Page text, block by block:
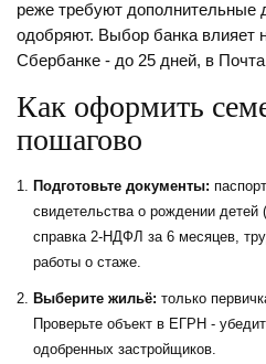
реже требуют дополнительные
одобряют. Выбор банка влияет
Сбербанке - до 25 дней, в Почта
Как оформить
пошагово
Подготовьте документы:
свидетельства о рождении
справка 2-НДФЛ за 6 месяцев,
работы о стаже.
Выберите жильё: только
Проверьте объект в ЕГРН -
одобренных застройщиков.